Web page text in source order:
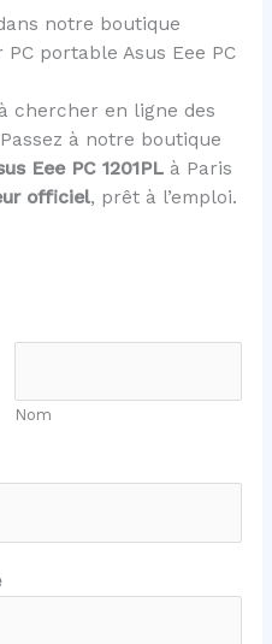
notre boutique
portable Asus Eee PC
chercher en ligne des
à notre boutique
Eee PC 1201PLà Paris
officiel, prêt à l’emploi.
Nom